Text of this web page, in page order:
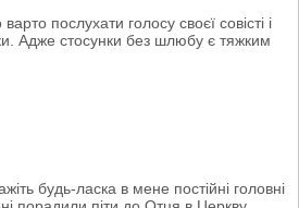
послухати голосу своєї совісті і
Адже стосунки без шлюбу є тяжким
будь-ласка в мене постійні головні